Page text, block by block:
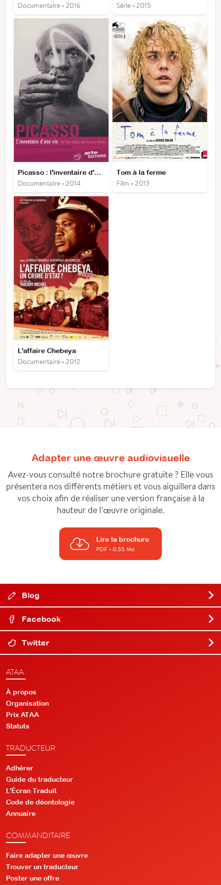
Documentaire • 2016 Série • 2015
Picasso : l'inventaire d'une vie
Documentaire • 2014
Tom à la ferme
Film • 2013
L'affaire Chebeya
Documentaire • 2012
Adapter une œuvre audiovisuelle
Avez-vous consulté notre brochure gratuite ? Elle vous
présentera nos différents métiers et vous aiguillera dans
vos choix afin de réaliser une version française à la
hauteur de l’œuvre originale.
Lire la brochure
PDF• 0.55 Mo
Blog
Facebook
Twitter
ATAA
À propos
Organisation
Prix ATAA
Statuts
TRADUCTEUR
Adhérer
Guide du traducteur
L'Écran Traduit
Code de déontologie
Annuaire
COMMANDITAIRE
Faire adapter une œuvre
Trouver un traducteur
Poster une offre